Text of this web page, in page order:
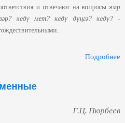
и отвечают на вопросы ямр
кедү мет? кедү дүңгә? кедү?-
Подробнее
Г.Ц. Пюрбеев